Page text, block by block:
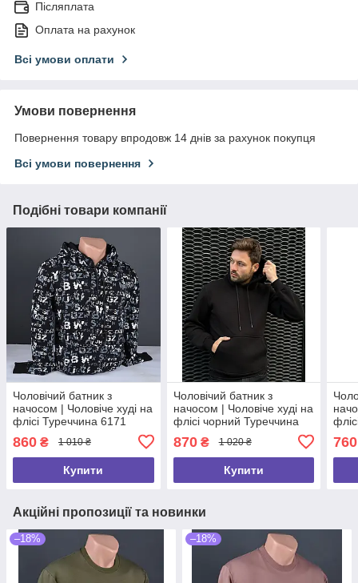
Післяплата
Оплата на рахунок
Всі умови оплати
Умови повернення
Повернення товару впродовж 14 днів за рахунок покупця
Всі умови повернення
Подібні товари компанії
Чоловічий батник з
начосом | Чоловіче худі на
флісі Туреччина 6171
860 ₴ 1 010 ₴
Купити
Чоловічий батник з
начосом | Чоловіче худі на
флісі чорний Туреччина
870₴ 1 020 ₴
Купити
760
Акційні пропозиції та новинки
–18% –18%